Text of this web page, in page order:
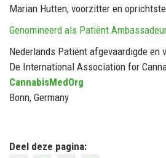
Marian Hutten, voorzitter en
Genomineerd als Patiënt
Nederlands Patiënt afgevaardigde en
De International Association for
CannabisMedOrg
Bonn, Germany
Deel deze pagina: